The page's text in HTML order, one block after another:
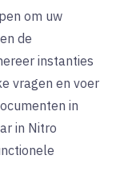
om uw
de
instanties
vragen en voer
in
in Nitro